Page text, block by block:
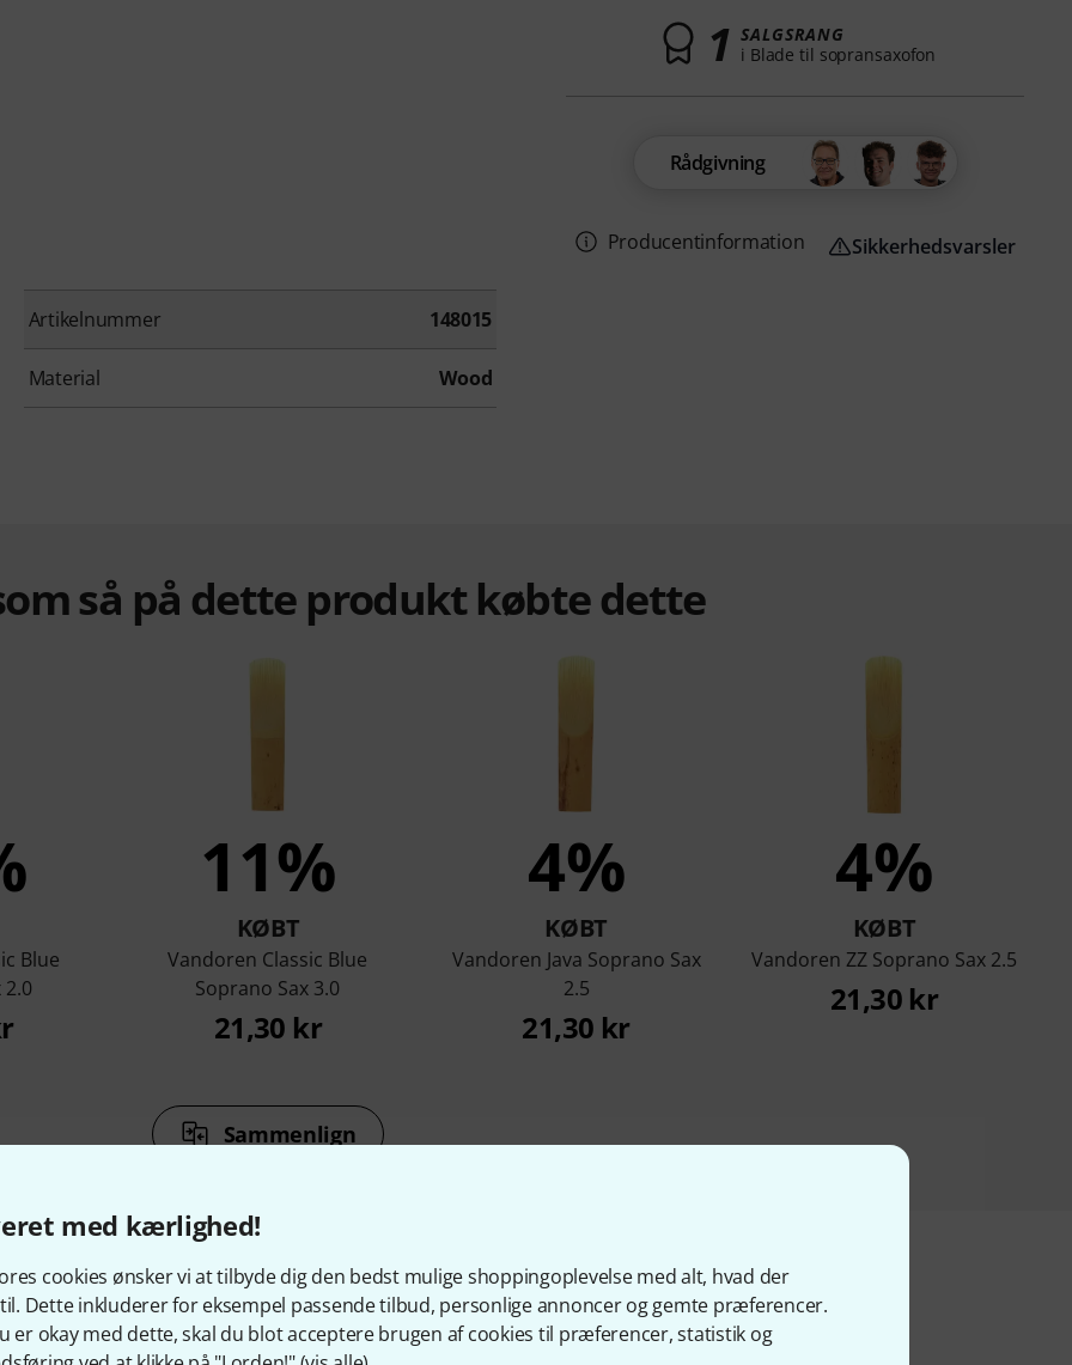
med kærlighed!
cookies ønsker vi at tilbyde dig den bedst mulige shoppingoplevelse med alt, hvad der
Dette inkluderer for eksempel passende tilbud, personlige annoncer og gemte præferencer.
er okay med dette, skal du blot acceptere brugen af cookies til præferencer, statistik og
Artikelnummer 148015
Material Wood
1 SALGSRANG
i Blade til sopransaxofon
Rådgivning
Producentinformation Sikkerhedsvarsler
så på dette produkt købte dette
Blue
11%
KØBT
Vandoren Classic Blue
Soprano Sax 3.0
21,30 kr
4%
KØBT
Vandoren Java Soprano Sax
2.5
21,30 kr
4%
KØBT
Vandoren ZZ Soprano Sax 2.5
21,30 kr
Sammenlign
og matchende produkter